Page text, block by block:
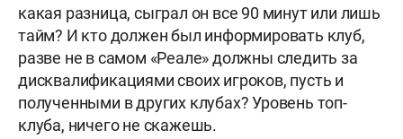
какая разница, сыграл он все 90 минут или лишь
тайм? И кто должен был информировать клуб,
разве не в самом «Реале» должны следить за
дисквалификациями своих игроков, пусть и
полученными в других клубах? Уровень топ-
клуба, ничего не скажешь.